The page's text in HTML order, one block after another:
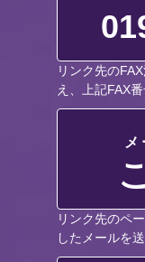
リンク先の
え、上記FAX
リンク先のペ
したメールを